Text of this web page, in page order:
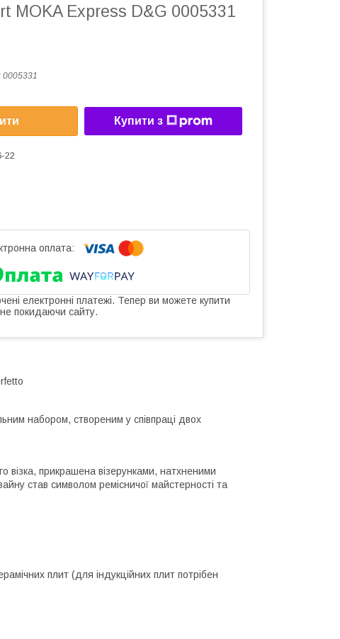
MOKA Express D&G 0005331
0005331
Купити з
22
електронні платежі. Тепер ви можете купити
покидаючи сайту.
набором, створеним у співпраці двох
візка, прикрашена візерунками, натхненими
став символом ремісничої майстерності та
плит (для індукційних плит потрібен